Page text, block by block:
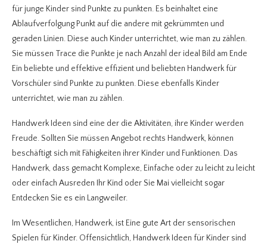
für junge Kinder sind Punkte zu punkten. Es beinhaltet eine
Ablaufverfolgung Punkt auf die andere mit gekrümmten und
geraden Linien. Diese auch Kinder unterrichtet, wie man zu zählen.
Sie müssen Trace die Punkte je nach Anzahl der ideal Bild am Ende
Ein beliebte und effektive effizient und beliebten Handwerk für
Vorschüler sind Punkte zu punkten. Diese ebenfalls Kinder
unterrichtet, wie man zu zählen.
Handwerk Ideen sind eine der die Aktivitäten, ihre Kinder werden
Freude. Sollten Sie müssen Angebot rechts Handwerk, können
beschäftigt sich mit Fähigkeiten ihrer Kinder und Funktionen. Das
Handwerk, dass gemacht Komplexe, Einfache oder zu leicht zu leicht
oder einfach Ausreden Ihr Kind oder Sie Mai vielleicht sogar
Entdecken Sie es ein Langweiler.
Im Wesentlichen, Handwerk, ist Eine gute Art der sensorischen
Spielen für Kinder. Offensichtlich, Handwerk Ideen für Kinder sind